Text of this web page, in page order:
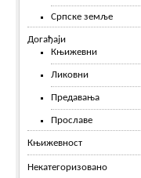
Српске земље
Догађаји
Књижевни
Ликовни
Предавања
Прославе
Књижевност
Некатегоризовано